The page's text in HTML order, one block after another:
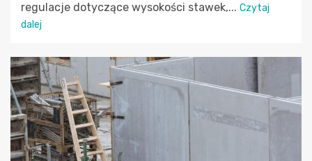
regulacje dotyczące wysokości stawek,... Czytaj
dalej